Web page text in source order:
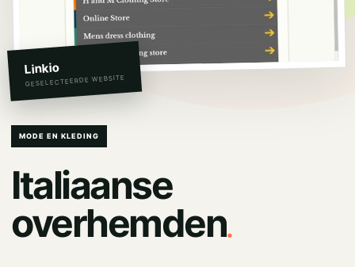
Linkio
GESELECTEERDE WEBSITE
MODE EN KLEDING
Italiaanse
overhemden.